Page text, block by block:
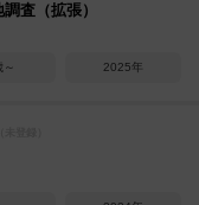
査（拡張）
2025年